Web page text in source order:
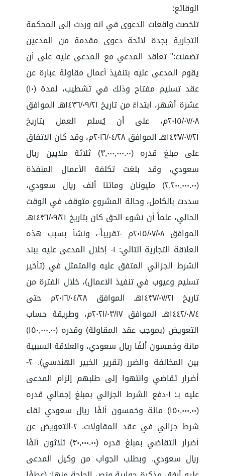
الوقائع:
تلخصت واقعات الدعوى في انه وردت إلى المحكمة
التجارية بجدة لائحة دعوى مقدمة من المدعين
تضمنت:" تعاقد المدعي مع المدعى عليه على أن
يقوم المدعى عليه بتنفيذ أعمال مقاولة عبارة عن
عقد تسليم مفتاح وذلك في تشطيب، لمدة (١٠)
عشرة أشهر، ابتداءً من تاريخ ١٤٣٦/٠٩/٢١هـ الموافق
٢٠١٥/٠٧/٠٨م، على أن يُسلم العمل بتاريخ
١٤٣٧/٠٧/٢١هـ الموافق ٢٠١٦/٠٤/٢٨م، وقد كان الاتفاق
على مبلغ قدره (٣,٠٠٠,٠٠٠.٠٠) ثلاثة ملايين ريال
سعودي، وقد بلغت تكلفة الأعمال المنفذة
(٢,٢٠٠,٠٠٠.٠٠) مليونان ومائتا ألف ريال سعودي،
سددت بالكامل، وحالة المشروع متوقف في الوقت
الحالي، علماً أن نشوء الحق كان بتاريخ ١٤٣٦/٠٩/٢١هـ
الموافق ٢٠١٥/٠٧/٠٨م -تقريباً-، ونشأ بسبب هذه
العلاقة التجارية التالي: ١- إخلال المدعى عليه ببند
الشرط الجزائي المتفق عليه والمتمثل في (تأخير
تسليم وعيوب في تنفيذ الاعمال)، خلال الفترة من
تاريخ ١٤٣٧/٠٧/٢١هـ الموافق ٢٠١٦/٠٤/٢٨م حتى
١٤٤٢/٠٨/٤هـ الموافق ٢٠٢١/٠٣/١٧م، وطريقة حساب
التعويض (بموجب عقد المقاولة) وقدره (١٥٠,٠٠٠.٠٠)
مائة وخمسون ألفًا ريال سعودي، والعلاقة السببية
بين المخالفة والضرر (تقرير الخبير الهندسي). ٢-
أضرار تقاضي وانتهوا إلى طلبهم إلزام المدعى
عليه بـ: ١-دفع الشرط الجزائي بمبلغ إجمالي قدره
(١٥٠,٠٠٠.٠٠) مائة وخمسون ألفًا ريال سعودي لقاء
شرط جزائي في عقد المقاولات. ٢-التعويض عن
أضرار التقاضي بمبلغ قدره (٣٠,٠٠٠.٠٠) ثلاثون ألفًا
ريال سعودي. وبطلب الجواب من وكيل المدعى